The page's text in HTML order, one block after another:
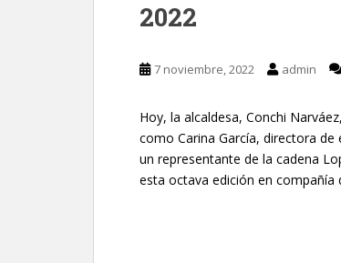
2022
7 noviembre, 2022 admin
Hoy, la alcaldesa, Conchi
como Carina García, directora
un representante de la cadena
esta octava edición en